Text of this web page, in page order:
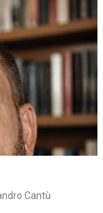
Cantù